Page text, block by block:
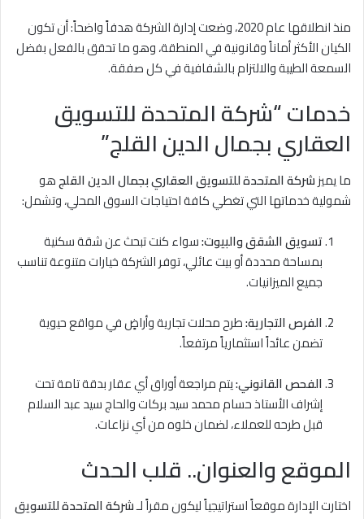
منذ انطلاقها عام 2020، وضعت إدارة الشركة هدفاً واضحاً: أن تكون
الكيان الأكثر أماناً وقانونية في المنطقة، وهو ما تحقق بالفعل بفضل
السمعة الطيبة والالتزام بالشفافية في كل صفقة.
خدمات “شركة المتحدة للتسويق
العقاري بجمال الدين القلج”
ما يميزشركة المتحدة للتسويق العقاري بجمال الدين القلجهو
شمولية خدماتها التي تغطي كافة احتياجات السوق المحلي، وتشمل:
تسويق الشقق والبيوت:سواء كنت تبحث عن شقة سكنية
بمساحة محددة أو بيت عائلي، توفر الشركة خيارات متنوعة تناسب
جميع الميزانيات.
الفرص التجارية:طرح محلات تجارية وأراضٍ في مواقع حيوية
تضمن عائداً استثمارياً مرتفعاً.
الفحص القانوني:يتم مراجعة أوراق أي عقار بدقة تامة تحت
إشراف الأستاذ حسام محمد سيد بركات والحاج سيد عبد السلام
قبل طرحه للعملاء، لضمان خلوه من أي نزاعات.
الموقع والعنوان.. قلب الحدث
اختارت الإدارة موقعاً استراتيجياً ليكون مقراً لـشركة المتحدة للتسويق